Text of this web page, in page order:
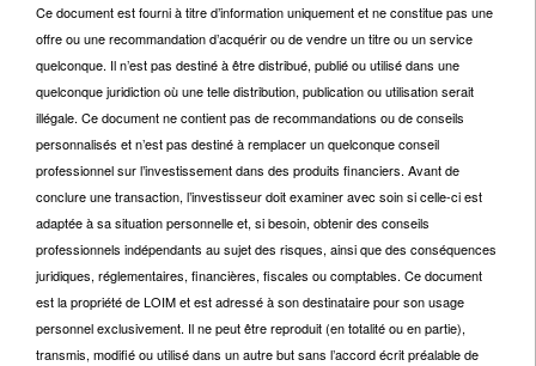
Ce document est fourni à titre d’information uniquement et ne constitue pas une
offre ou une recommandation d’acquérir ou de vendre un titre ou un service
quelconque. Il n’est pas destiné à être distribué, publié ou utilisé dans une
quelconque juridiction où une telle distribution, publication ou utilisation serait
illégale. Ce document ne contient pas de recommandations ou de conseils
personnalisés et n’est pas destiné à remplacer un quelconque conseil
professionnel sur l’investissement dans des produits financiers. Avant de
conclure une transaction, l’investisseur doit examiner avec soin si celle-ci est
adaptée à sa situation personnelle et, si besoin, obtenir des conseils
professionnels indépendants au sujet des risques, ainsi que des conséquences
juridiques, réglementaires, financières, fiscales ou comptables. Ce document
est la propriété de LOIM et est adressé à son destinataire pour son usage
personnel exclusivement. Il ne peut être reproduit (en totalité ou en partie),
transmis, modifié ou utilisé dans un autre but sans l’accord écrit préalable de